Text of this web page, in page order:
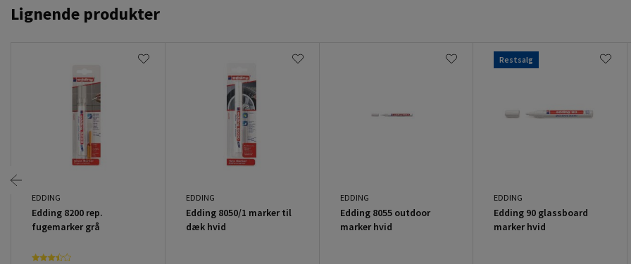
Lignende produkter
EDDING
Edding 8200 rep.
fugemarker grå
EDDING
Edding 8050/1 marker til
dæk hvid
EDDING
Edding 8055 outdoor
marker hvid
Restsalg
EDDING
Edding 90 glassboard
marker hvid